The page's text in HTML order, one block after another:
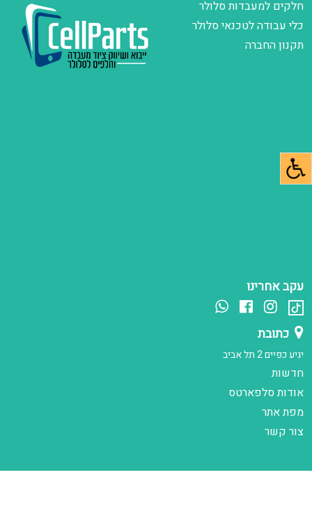
עקב אחרינו
כתובת
יגיע כפיים 2 תל אביב
חדשות
אודות סלפארטס
מפת אתר
צור קשר
חלקים למעבדות סלולר
כלי עבודה לטכנאי סלולר
תקנון החברה